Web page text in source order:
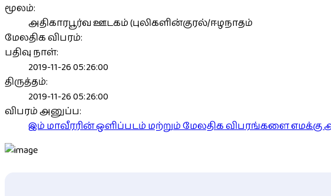
மூலம்:
அதிகாரபூர்வ ஊடகம் (புலிகளின்குரல்/ஈழநாதம்
மேலதிக விபரம்:
பதிவு நாள்:
2019-11-26 05:26:00
திருத்தம்:
2019-11-26 05:26:00
விபரம் அனுப்ப:
இம் மாவீரரின் ஒளிப்படம் மற்றும் மேலதிக விபரங்களை எமக்கு